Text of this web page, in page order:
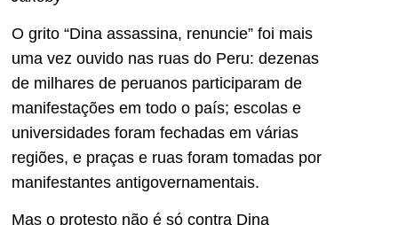
O grito “Dina assassina, renuncie” foi mais
uma vez ouvido nas ruas do Peru: dezenas
de milhares de peruanos participaram de
manifestações em todo o país; escolas e
universidades foram fechadas em várias
regiões, e praças e ruas foram tomadas por
manifestantes antigovernamentais.
Mas o protesto não é só contra Dina